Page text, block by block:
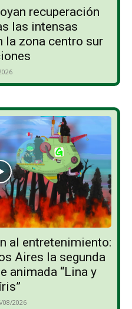
recuperación
las intensas
la zona centro sur
al entretenimiento:
Aires la segunda
animada “Lina y
08/2026